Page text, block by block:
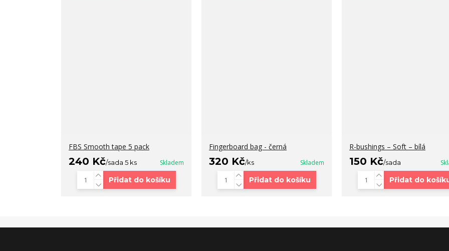
FBS Smooth tape 5 pack
240 Kč/sada 5 ks Skladem
Přidat do košíku
Fingerboard bag - černá
320 Kč/ks Skladem
Přidat do košíku
R-bushings – Soft – bílá
150 Kč/sada
Přidat do